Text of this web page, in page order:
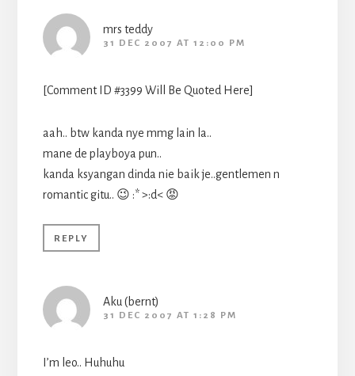
mrs teddy
31 DEC 2007 AT 12:00 PM
[Comment ID #3399 Will Be Quoted Here]
aah.. btw kanda nye mmg lain la..
mane de playboya pun..
kanda ksyangan dinda nie baik je..gentlemen n
romantic gitu.. 😉 :* >:d< 😡
REPLY
Aku (bernt)
31 DEC 2007 AT 1:28 PM
I’m leo.. Huhuhu